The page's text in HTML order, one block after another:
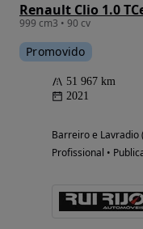
Renault Clio 1.0
999 cm3 • 90 cv
Promovido
51 967 km
2021
Barreiro e Lavradio
Profissional •